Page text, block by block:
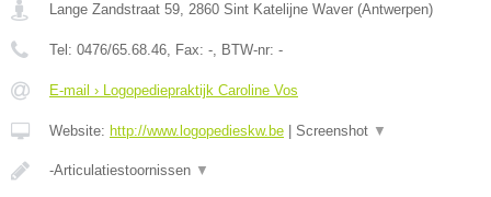
Lange Zandstraat 59, 2860 Sint Katelijne Waver (Antwerpen)
Tel: 0476/65.68.46, Fax: -, BTW-nr: -
E-mail › Logopediepraktijk Caroline Vos
Website: http://www.logopedieskw.be Screenshot ▼
-Articulatiestoornissen ▼